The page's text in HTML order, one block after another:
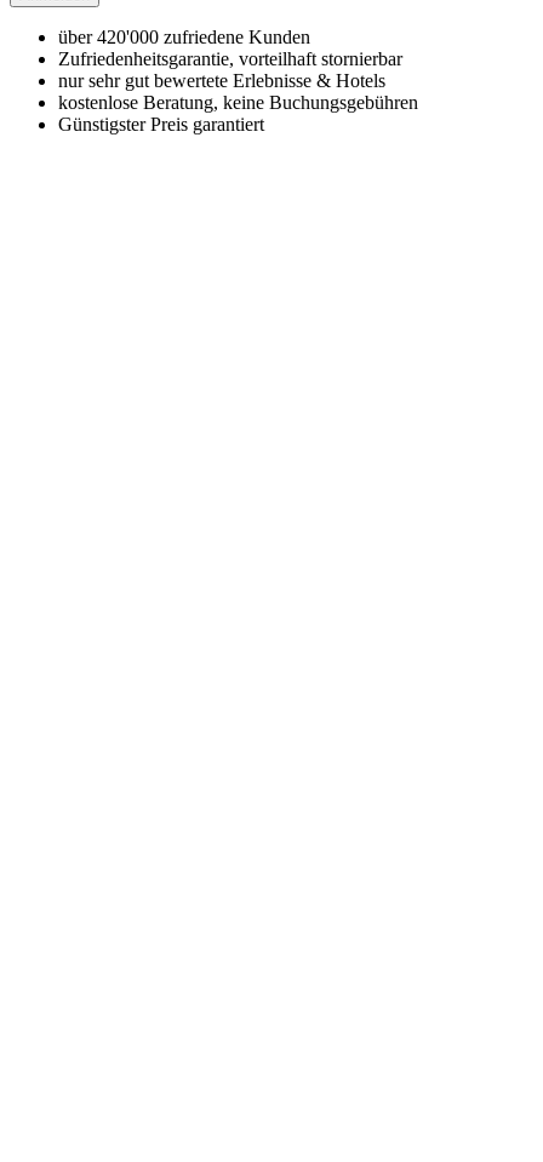
über 420'000 zufriedene Kunden
Zufriedenheitsgarantie, vorteilhaft stornierbar
nur sehr gut bewertete Erlebnisse & Hotels
kostenlose Beratung, keine Buchungsgebühren
Günstigster Preis garantiert